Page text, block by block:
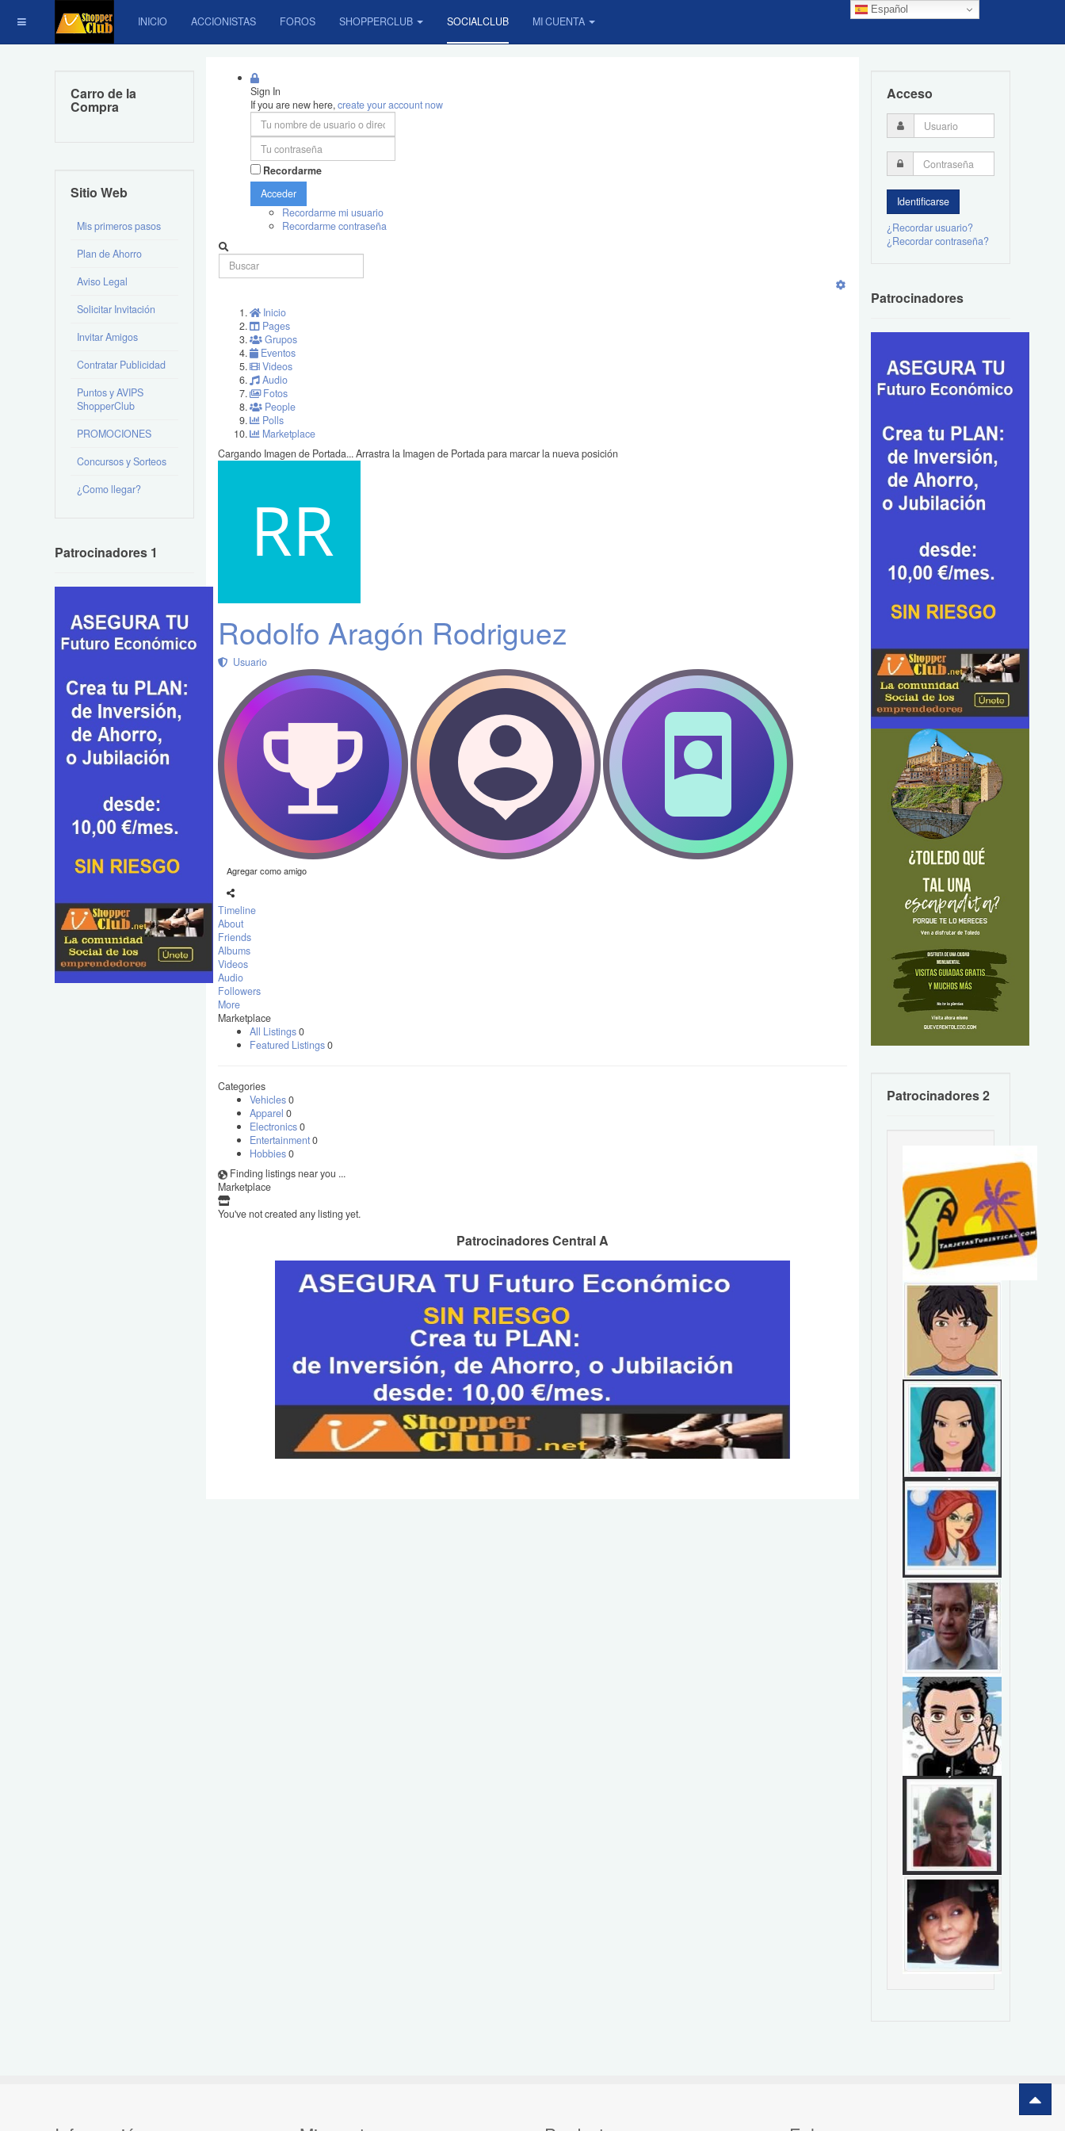
Español
INICIO ACCIONISTAS FOROS SHOPPERCLUB SOCIALCLUB MI CUENTA
Sign In
If you are new here,create your account now
Recordarme
Acceder
Recordarme mi usuario
Recordarme contraseña
Inicio
Pages
Grupos
Eventos
Videos
Audio
Fotos
People
Polls
Marketplace
Cargando Imagen de Portada...Arrastra la Imagen de Portada para marcar la nueva posición
Rodolfo Aragón Rodriguez
Usuario
Agregar como amigo
Timeline
About
Friends
Albums
Videos
Audio
Followers
More
Marketplace
All Listings0
Featured Listings0
Categories
Vehicles0
Apparel 0
Electronics0
Entertainment0
Hobbies0
Finding listings near you ...
Marketplace
You've not created any listing yet.
Patrocinadores Central A
Carro de la
Compra
Sitio Web
Mis primeros pasos
Plan de Ahorro
Aviso Legal
Solicitar Invitación
Invitar Amigos
Contratar Publicidad
Puntos y AVIPS
ShopperClub
PROMOCIONES
Concursos y Sorteos
¿Como llegar?
Patrocinadores 1
Acceso
¿Recordar usuario?
¿Recordar contraseña?
Patrocinadores
Patrocinadores 2